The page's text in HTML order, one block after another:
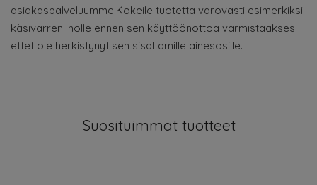
asiakaspalveluumme.Kokeile tuotetta varovasti esimerkiksi
käsivarren iholle ennen sen käyttöönottoa varmistaaksesi
ettet ole herkistynyt sen sisältämille ainesosille.
Suosituimmat tuotteet